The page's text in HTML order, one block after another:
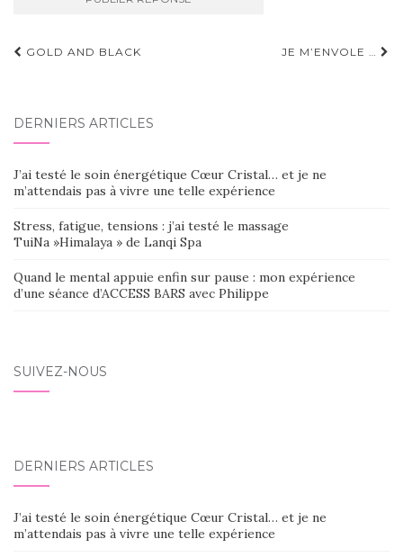
Navigation
GOLD AND BLACK JE M’ENVOLE …
DERNIERS ARTICLES
J’ai testé le soin énergétique Cœur Cristal… et je ne
m’attendais pas à vivre une telle expérience
Stress, fatigue, tensions : j’ai testé le massage
TuiNa »Himalaya » de Lanqi Spa
Quand le mental appuie enfin sur pause : mon expérience
d’une séance d’ACCESS BARS avec Philippe
SUIVEZ-NOUS
DERNIERS ARTICLES
J’ai testé le soin énergétique Cœur Cristal… et je ne
m’attendais pas à vivre une telle expérience